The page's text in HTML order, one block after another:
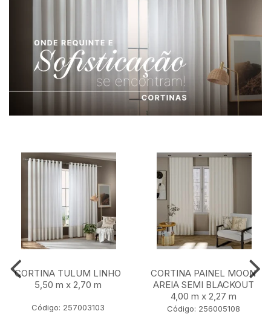
CORTINA TULUM LINHO
5,50 m x 2,70 m
Código: 257003103
CORTINA PAINEL MOON
AREIA SEMI BLACKOUT
4,00 m x 2,27 m
Código: 256005108